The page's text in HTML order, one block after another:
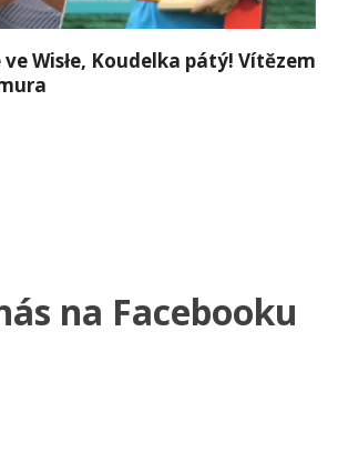
Wisłe, Koudelka pátý! Vítězem
na Facebooku